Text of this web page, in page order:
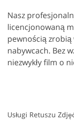
Nasz
licencjonowaną
pewnością
nabywcach. Bez
niezwykły film o
Usługi Retuszu